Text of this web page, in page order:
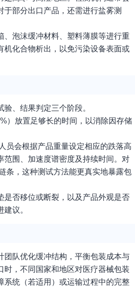
部分出口产品，还需进行盐雾测
、泡沫缓冲材料、塑料薄膜等进行重
机化合物析出，以免污染设备表面或
、结果判定三个阶段。
）放置足够长的时间，以消除因存储
员会根据产品重量设定相应的跌落高
范围、加速度谱密度及持续时间。对
条，这种测试方法能更真实地暴露包
是否移位或断裂，以及产品外观是否
议。
团队优化缓冲结构，平衡包装成本与
，不同国家和地区对医疗器械包装
系统（若适用）或运输过程中的完整